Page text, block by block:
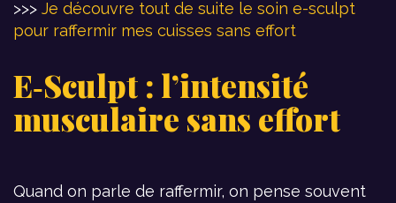
>>> Je découvre tout de suite le soin e-sculpt
pour raffermir mes cuisses sans effort
E‑Sculpt : l’intensité
musculaire sans effort
Quand on parle de raffermir, on pense souvent